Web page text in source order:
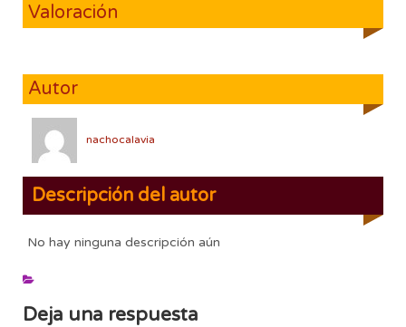
Valoración
Autor
nachocalavia
Descripción del autor
No hay ninguna descripción aún
Deja una respuesta